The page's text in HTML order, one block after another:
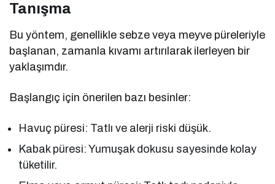
Tanışma
Bu yöntem, genellikle sebze veya meyve püreleriyle
başlanan, zamanla kıvamı artırılarak ilerleyen bir
yaklaşımdır.
Başlangıç için önerilen bazı besinler:
Havuç püresi: Tatlı ve alerji riski düşük.
Kabak püresi: Yumuşak dokusu sayesinde kolay
tüketilir.